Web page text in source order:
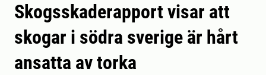
Skogsskaderapport visar att
skogar i södra sverige är hårt
ansatta av torka